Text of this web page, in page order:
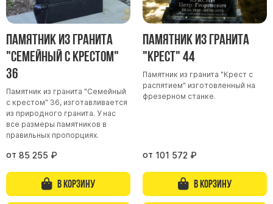
Памятники красивые
Памятники прямоугольные
Памятники с колоннами
Памятники современные
Памятники стандартные
Памятники черные
Памятники со свечей
Памятники в виде дерева
Памятники с лебедями
Памятник из гранита
"Семейный с крестом"
36
Памятник из гранита "Семейный
с крестом" 36, изготавливается
из природного гранита. У нас
все размеры памятников в
правильных пропорциях.
от 85 255 ₽
В корзину
Памятник из гранита
"Крест" 44
Памятник из гранита "Крест с
распятием" изготовленный на
фрезерном станке.
от 101 572 ₽
В корзину